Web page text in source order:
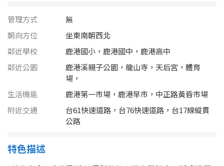
雲林縣
嘉義市
嘉義縣
台南市
高雄市
不拘
20~30 坪
40~50 坪 50~60 坪
60~70 坪 70~80 坪
80坪以上
管理方式
無
朝向方位
坐東南朝西北
鄰近學校
鹿港國小，鹿港國中，鹿港高中
鄰近公園
鹿港溪親子公園，龍山寺，天后宮，體育
場，
生活機能
鹿港第一市場，鹿港早市，中正路黃昏市場
附近交通
台61快速道路，台76快速道路，台17線縱貫
公路
特色描述